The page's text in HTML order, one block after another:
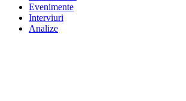
Evenimente
Interviuri
Analize